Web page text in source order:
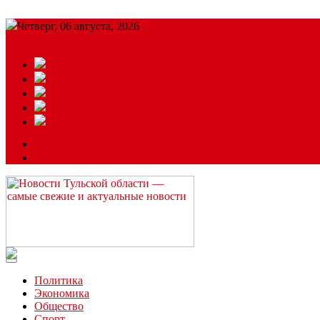
Четверг, 06 августа, 2026
Читайте последние новости дня в Тульской области на сайте
Политика
Экономика
Общество